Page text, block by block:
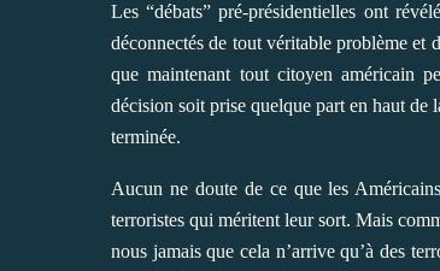
Les “débats” pré-présidentielles ont
déconnectés de tout véritable problème et
que maintenant tout citoyen américain
décision soit prise quelque part en haut
terminée.
Aucun ne doute de ce que les
terroristes qui méritent leur sort. Mais
nous jamais que cela n’arrive qu’à des